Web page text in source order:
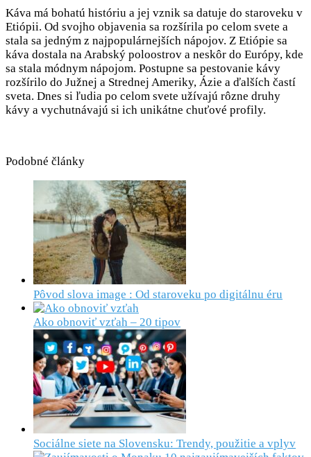
Káva má bohatú históriu a jej vznik sa datuje do staroveku v
Etiópii. Od svojho objavenia sa rozšírila po celom svete a
stala sa jedným z najpopulárnejších nápojov. Z Etiópie sa
káva dostala na Arabský poloostrov a neskôr do Európy, kde
sa stala módnym nápojom. Postupne sa pestovanie kávy
rozšírilo do Južnej a Strednej Ameriky, Ázie a ďalších častí
sveta. Dnes si ľudia po celom svete užívajú rôzne druhy
kávy a vychutnávajú si ich unikátne chuťové profily.
Podobné články
Pôvod slova image : Od staroveku po digitálnu éru
Ako obnoviť vzťah – 20 tipov
Sociálne siete na Slovensku: Trendy, použitie a vplyv